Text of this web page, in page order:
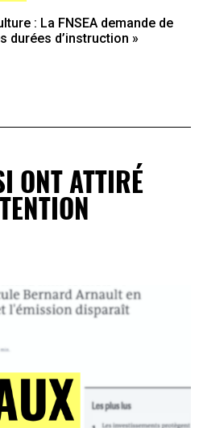
: La FNSEA demande de
durées d’instruction »
ONT ATTIRÉ